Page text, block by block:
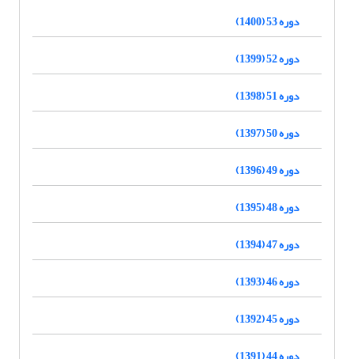
دوره 53 (1400)
دوره 52 (1399)
دوره 51 (1398)
دوره 50 (1397)
دوره 49 (1396)
دوره 48 (1395)
دوره 47 (1394)
دوره 46 (1393)
دوره 45 (1392)